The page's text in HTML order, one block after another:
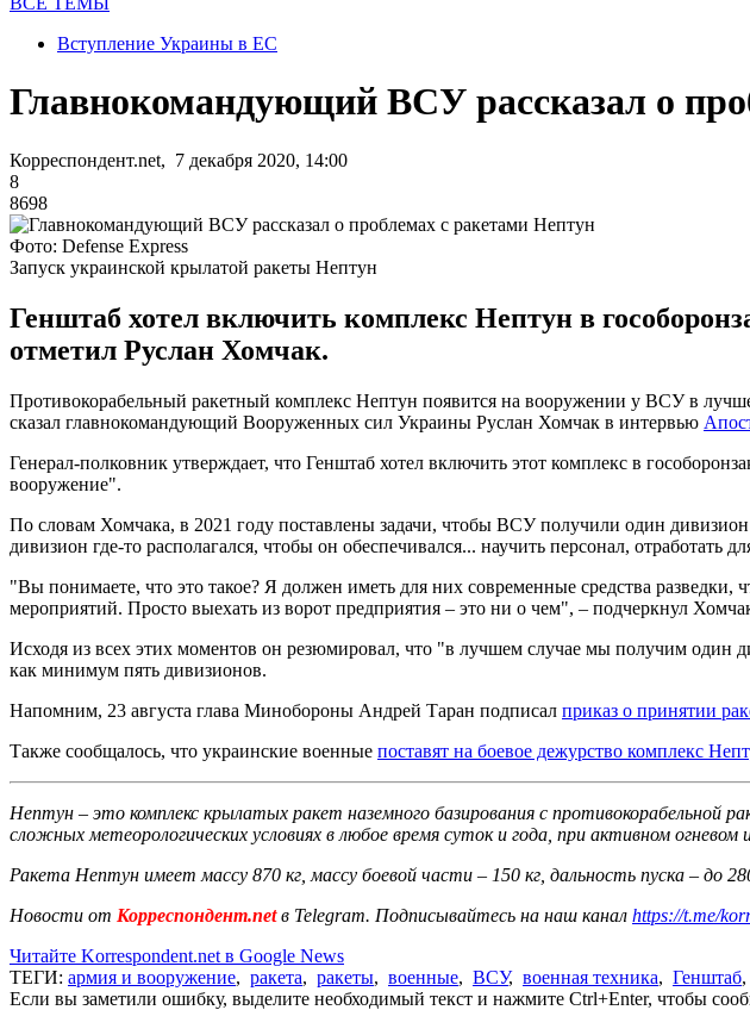
Вступление Украины в ЕС
Главнокомандующий ВСУ рассказал о
Корреспондент.net, 7 декабря 2020, 14:00
8
8698
Фото: Defense Express
Запуск украинской крылатой ракеты Нептун
Генштаб хотел включить комплекс Нептун в
отметил Руслан Хомчак.
Противокорабельный ракетный комплекс Нептун появится на вооружении у ВСУ в
сказал главнокомандующий Вооруженных сил Украины Руслан Хомчак в интервью
Генерал-полковник утверждает, что Генштаб хотел включить этот комплекс в
вооружение".
По словам Хомчака, в 2021 году поставлены задачи, чтобы ВСУ получили один
дивизион где-то располагался, чтобы он обеспечивался... научить персонал,
"Вы понимаете, что это такое? Я должен иметь для них современные средства
мероприятий. Просто выехать из ворот предприятия – это ни о чем", – подчеркнул
Исходя из всех этих моментов он резюмировал, что "в лучшем случае мы получим один
как минимум пять дивизионов.
Напомним, 23 августа глава Минобороны Андрей Таран подписал приказ о принятии
Также сообщалось, что украинские военные поставят на боевое дежурство комплекс
Нептун – это комплекс крылатых ракет наземного базирования с противокорабельной
сложных метеорологических условиях в любое время суток и года, при активном
Ракета Нептун имеет массу 870 кг, массу боевой части – 150 кг, дальность пуска – до
Новости от Корреспондент.netв Telegram. Подписывайтесь на наш канал https://t.me/
Читайте Korrespondent.net в Google News
ТЕГИ: армия и вооружение, ракета, ракеты, военные, ВСУ, военная техника, Генштаб,
Если вы заметили ошибку, выделите необходимый текст и нажмите Ctrl+Enter, чтобы